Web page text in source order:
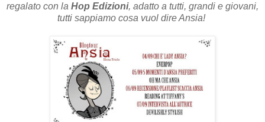
regalato con la Hop Edizioni, adatto a tutti, grandi e giovani,
tutti sappiamo cosa vuol dire Ansia!